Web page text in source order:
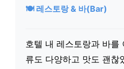
🍽️ 레스토랑 & 바(Bar)
호텔 내 레스토랑과 바를
류도 다양하고 맛도 괜찮